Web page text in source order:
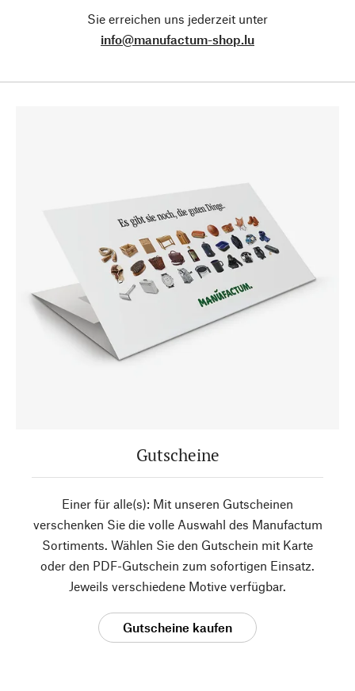
Sie erreichen uns jederzeit unter
info@manufactum-shop.lu
Gutscheine
Einer für alle(s): Mit unseren Gutscheinen
verschenken Sie die volle Auswahl des Manufactum
Sortiments. Wählen Sie den Gutschein mit Karte
oder den PDF-Gutschein zum sofortigen Einsatz.
Jeweils verschiedene Motive verfügbar.
Gutscheine kaufen